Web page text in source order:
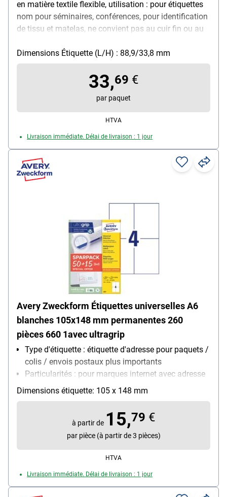
en matière textile flexible, utilisation : pour étiquettes
nom pour séminaires, conférences, pour identification
de tissu et matelas, ne convient pas au cuir fin ou au
redécollable, coins arrondis, séparable
individuellement, imprimable avec imprimante laser et
photocopieur (également couleur), ne conviennent pas
aux imprimantes jet d'encre, alternative pratique aux
badges plastique, avec logiciel gratuit à télécharger,
matière : soie d'acétate, couleur : blanc, dimensions
Dimensions Étiquette (L/H) : 88,9/33,8 mm
33,69 €
par paquet
HTVA
Livraison immédiate. Délai de livraison : 1 jour
Avery Zweckform Étiquettes universelles A6
blanches 105x148 mm permanentes 260
pièces 660 1avec ultragrip
Type d'étiquette : étiquette d'adresse pour paquets /
colis / envois postaux plus importants
Particularités : pour marques internet avec adresse
(timbre électronique)
Imprimante laser (couleur), Photocopieur (N/B),
Photocopieur (couleur), Imprimante jet d’encre
(N/B), Imprimante jet d’encre (couleur), Écriture
Propriété d’adhésion : permanente
Dimensions étiquette: 105 x 148 mm
à partir de 15,79 €
par pièce (à partir de 3 pièces)
HTVA
Livraison immédiate. Délai de livraison : 1 jour